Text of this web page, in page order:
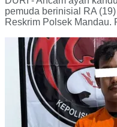
pemuda berinisial RA
Reskrim Polsek Mandau.